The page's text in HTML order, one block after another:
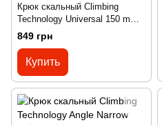
Крюк скальный Climbing
Technology Universal 150 mm
silver
849 грн
Купить